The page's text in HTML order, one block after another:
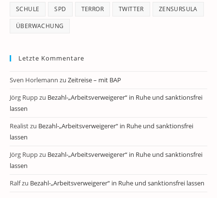
SCHULE SPD TERROR TWITTER ZENSURSULA
ÜBERWACHUNG
Letzte Kommentare
Sven Horlemann zu Zeitreise – mit BAP
Jörg Ruppzu Bezahl-„Arbeitsverweigerer“ in Ruhe und sanktionsfrei
lassen
Realistzu Bezahl-„Arbeitsverweigerer“ in Ruhe und sanktionsfrei
lassen
Jörg Ruppzu Bezahl-„Arbeitsverweigerer“ in Ruhe und sanktionsfrei
lassen
Ralfzu Bezahl-„Arbeitsverweigerer“ in Ruhe und sanktionsfrei lassen